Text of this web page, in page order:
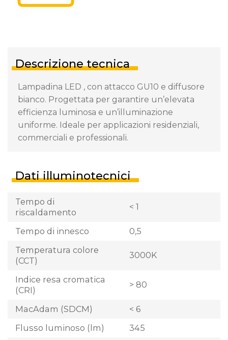
Descrizione tecnica
Lampadina LED , con attacco GU10 e diffusore
bianco. Progettata per garantire un’elevata
efficienza luminosa e un’illuminazione
uniforme. Ideale per applicazioni residenziali,
commerciali e professionali.
Dati illuminotecnici
Tempo di
riscaldamento
< 1
Tempo di innesco
0,5
Temperatura colore
(CCT)
3000K
Indice resa cromatica
(CRI)
> 80
MacAdam (SDCM)
< 6
Flusso luminoso (lm)
345